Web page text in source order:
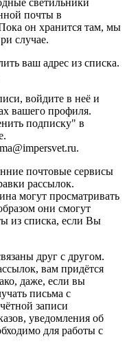
светильники
почты в
он хранится там, мы
случае.
ваш адрес из списка.
войдите в неё и
вашего профиля.
подписку" в
почтовые сервисы
рассылок.
могут просматривать
они смогут
из списка, если Вы
друг с другом.
вам придётся
даже, если вы
письма с
записи
уведомления об
для работы с